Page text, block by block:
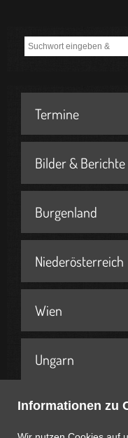
Informationen zu
Termine
Bilder & Berichte
Burgenland
Niederösterreich
Wien
Ungarn
Geschenkideen